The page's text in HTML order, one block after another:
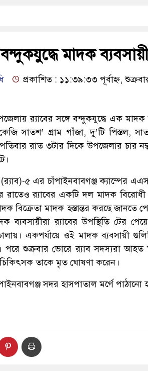
মাদক
প্রকাশিত : ১১:৩৯:৩৩ পূর্বাহ্ন,
র‌্যাবের সঙ্গে বন্দুকযুদ্ধে এক মাদক
সাতশ’ গ্রাম গাঁজা, দু’টি পিস্তল,
রাত ৩টার দিকে উপজেলার চার
(র‌্যাব)-৫ এর চাঁপাইনবাবগঞ্জ ক্যাম্পের
রাতেও র‌্যাবের একটি দল মাদক
বিক্রেতা মাদক হস্তান্তর করছে জানতে
ব্যবসায়ীরা র‌্যাবের উপস্থিতি টের
একপর্যায়ে ওই মাদক ব্যবসায়ী
পরে শুক্রবার ভোরে র‌্যাব সদস্যরা আহত
তাকে মৃত ঘোষণা করেন।
সদর হাসপাতাল মর্গে পাঠানো